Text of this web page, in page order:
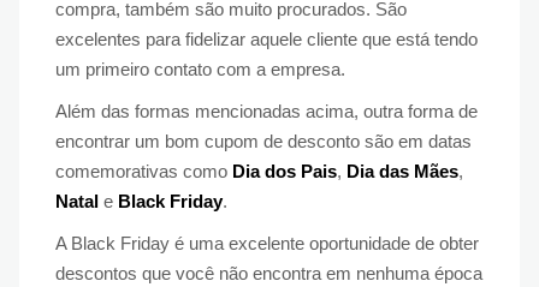
compra, também são muito procurados. São
excelentes para fidelizar aquele cliente que está tendo
um primeiro contato com a empresa.
Além das formas mencionadas acima, outra forma de
encontrar um bom cupom de desconto são em datas
comemorativas como Dia dos Pais, Dia das Mães,
Natal e Black Friday.
A Black Friday é uma excelente oportunidade de obter
descontos que você não encontra em nenhuma época